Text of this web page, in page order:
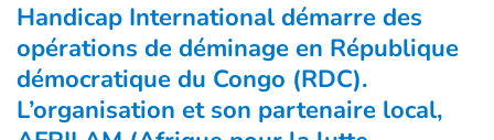
Handicap International démarre des
opérations de déminage en République
démocratique du Congo (RDC).
L’organisation et son partenaire local,